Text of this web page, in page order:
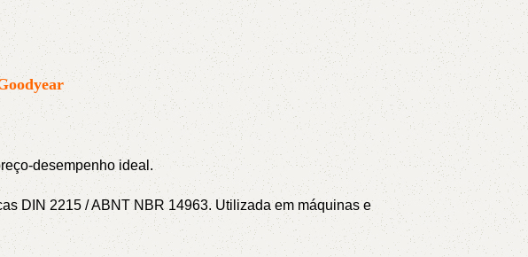
desempenho ideal.
DIN 2215 / ABNT NBR 14963. Utilizada em máquinas e